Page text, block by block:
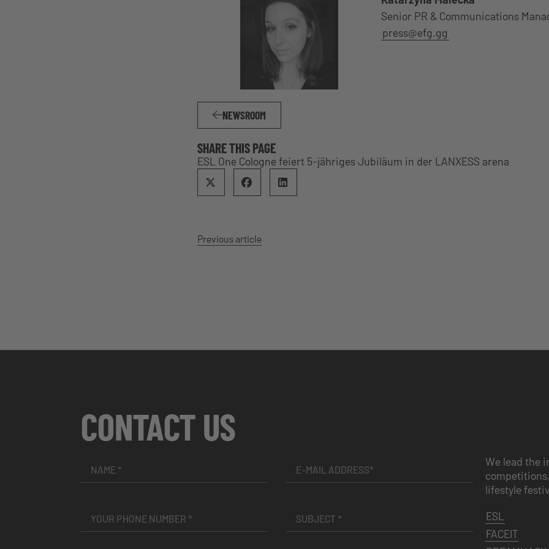
Senior PR & Communications
press@efg.gg
NEWSROOM
SHARE THIS PAGE
ESL One Cologne feiert 5-jähriges Jubiläum in der LANXESS arena
Previous article
CONTACT US
We lead the
lifestyle
ESL
FACEIT